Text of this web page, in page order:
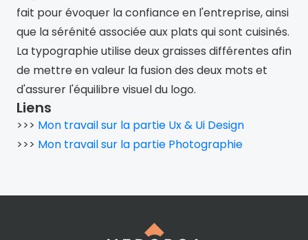
fait pour évoquer la confiance en l'entreprise, ainsi
que la sérénité associée aux plats qui sont cuisinés.
La typographie utilise deux graisses différentes afin
de mettre en valeur la fusion des deux mots et
d'assurer l'équilibre visuel du logo.
Liens
>>> Mon travail sur la partie Ux & Ui Design
>>> Mon travail sur la partie Photographie